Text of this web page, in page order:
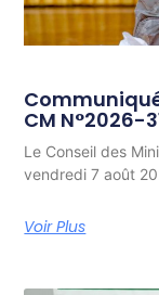
CM N°2026-
Le Conseil des
vendredi 7 août
Voir Plus